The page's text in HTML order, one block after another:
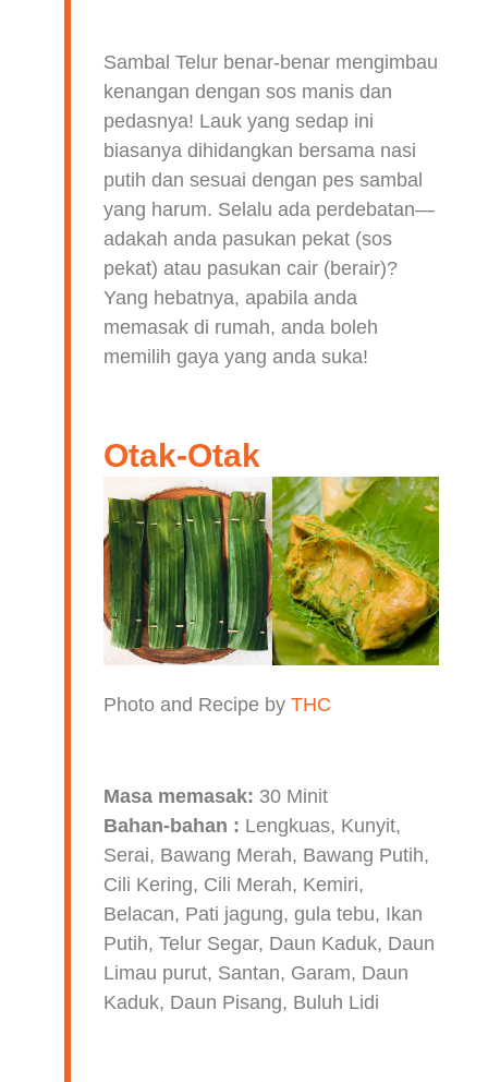
Sambal Telur benar-benar mengimbau
kenangan dengan sos manis dan
pedasnya! Lauk yang sedap ini
biasanya dihidangkan bersama nasi
putih dan sesuai dengan pes sambal
yang harum. Selalu ada perdebatan—
adakah anda pasukan pekat (sos
pekat) atau pasukan cair (berair)?
Yang hebatnya, apabila anda
memasak di rumah, anda boleh
memilih gaya yang anda suka!
Otak-Otak
Photo and Recipe by THC
Masa memasak: 30 Minit
Bahan-bahan : Lengkuas, Kunyit,
Serai, Bawang Merah, Bawang Putih,
Cili Kering, Cili Merah, Kemiri,
Belacan, Pati jagung, gula tebu, Ikan
Putih, Telur Segar, Daun Kaduk, Daun
Limau purut, Santan, Garam, Daun
Kaduk, Daun Pisang, Buluh Lidi